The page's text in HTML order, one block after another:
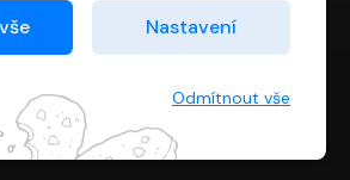
souhlas se
cookies
ho dáte a pomůžete nám tak
Nastavení
Odmítnout vše